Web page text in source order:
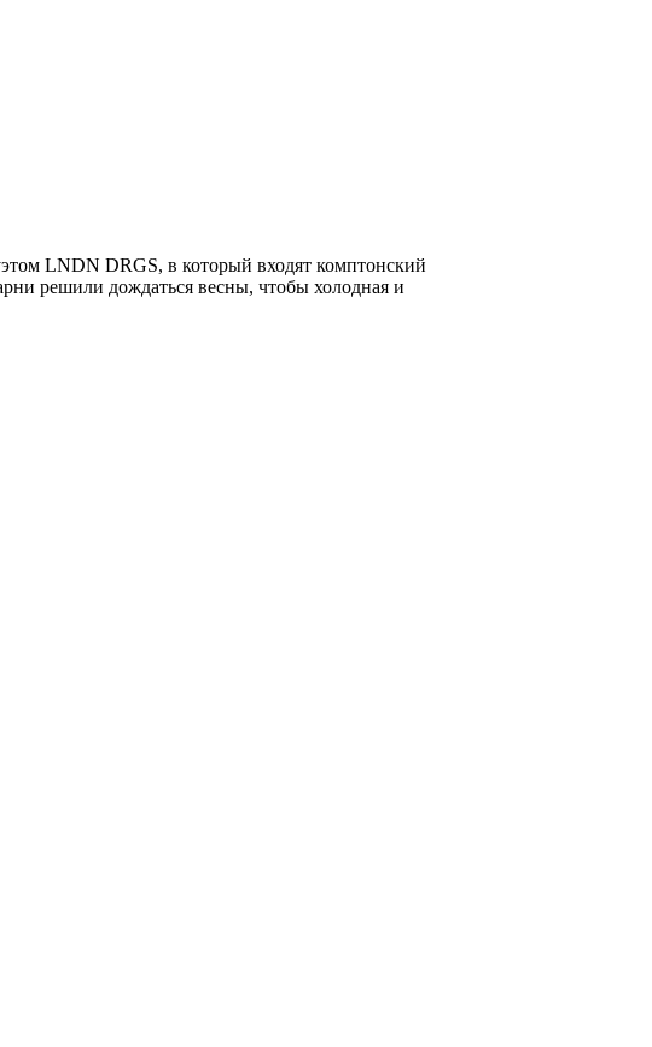
LNDN DRGS, в который входят комптонский
решили дождаться весны, чтобы холодная и